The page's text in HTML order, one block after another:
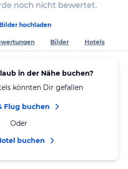
noch nicht bewertet.
Bilder hochladen
Bilder Hotels
in der Nähe buchen?
könnten Dir gefallen
Flug buchen
Oder
buchen